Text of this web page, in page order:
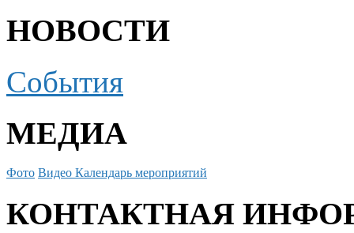
НОВОСТИ
События
МЕДИА
Фото Видео Календарь мероприятий
КОНТАКТНАЯ